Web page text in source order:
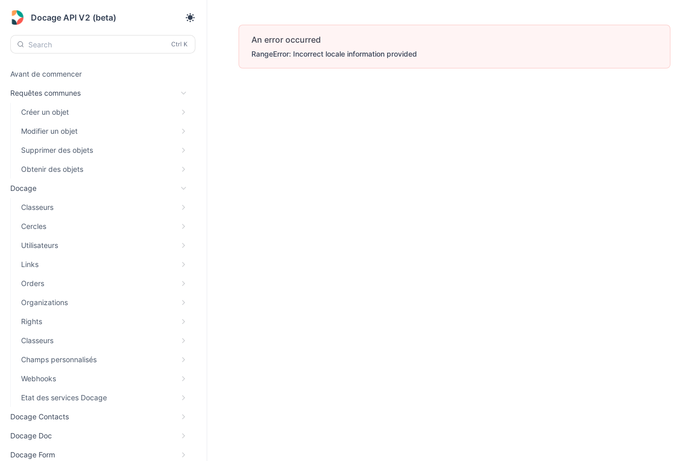
Docage API V2 (beta)
Search
Avant de commencer
Requêtes communes
Créer un objet
Modifier un objet
Supprimer des objets
Obtenir des objets
Docage
Classeurs
Cercles
Utilisateurs
Links
Orders
Organizations
Rights
Classeurs
Champs personnalisés
Webhooks
Etat des services Docage
Docage Contacts
Docage Doc
Docage Form
An error occurred
RangeError: Incorrect locale information provided